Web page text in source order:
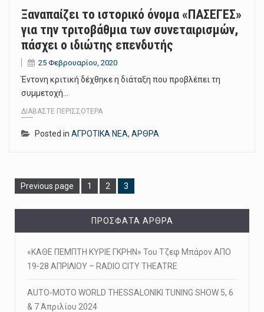
Ξαναπαίζει το ιστορικό όνομα «ΠΑΣΕΓΕΣ»
για την τριτοβάθμια των συνεταιρισμών,
πάσχει ο ιδιώτης επενδυτής
25 Φεβρουαρίου, 2020
Έντονη κριτική δέχθηκε η διάταξη που προβλέπει τη
συμμετοχή…
ΔΙΑΒΆΣΤΕ ΠΕΡΙΣΣΌΤΕΡΑ
Posted in ΑΓΡΟΤΙΚΑ ΝΕΑ, ΑΡΘΡΑ
Previous page Page
1 Page
2 Page
3
ΠΡΌΣΦΑΤΑ ΆΡΘΡΑ
«ΚΑΘΕ ΠΕΜΠΤΗ ΚΥΡΙΕ ΓΚΡΗΝ» Του Τζεφ Μπάρον ΑΠΟ
19-28 ΑΠΡΙΛΙΟΥ – RADIO CITY THEATRE
AUTO-MOTO WORLD THESSALONIKI TUNING SHOW 5, 6
& 7 Απριλίου 2024